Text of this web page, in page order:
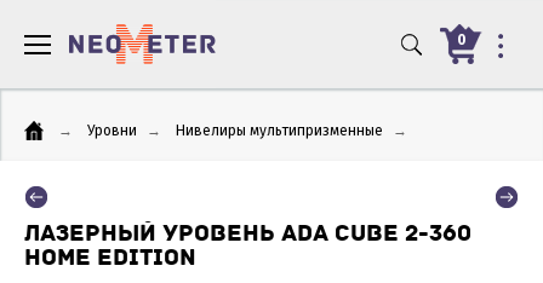
0
→ Уровни → Нивелиры мультипризменные →
ЛАЗЕРНЫЙ УРОВЕНЬ ADA CUBE 2-360
HOME EDITION